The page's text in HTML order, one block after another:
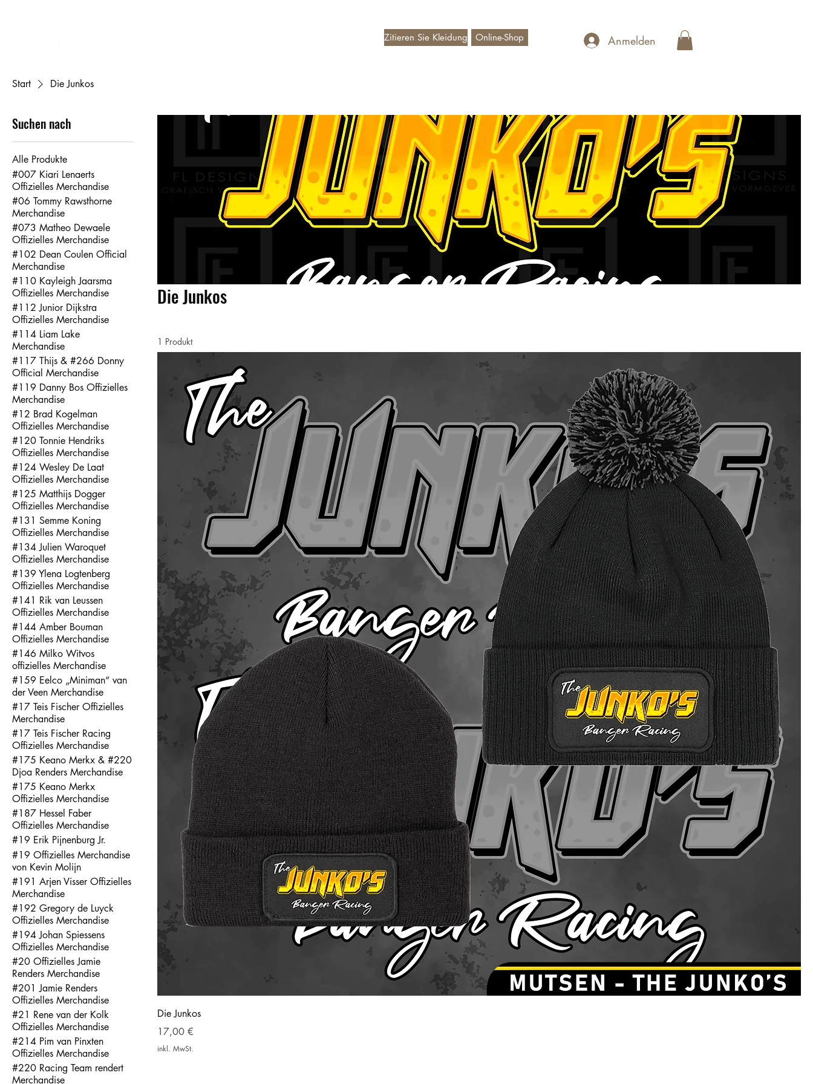
Zitieren Sie Kleidung Anmelden
Online-Shop
Start Die Junkos
Suchen nach
Alle Produkte
#007 Kiari Lenaerts
Offizielles Merchandise
#06 Tommy Rawsthorne
Merchandise
#073 Matheo Dewaele
Offizielles Merchandise
#102 Dean Coulen Official
Merchandise
#110 Kayleigh Jaarsma
Offizielles Merchandise
#112 Junior Dijkstra
Offizielles Merchandise
#114 Liam Lake
Merchandise
#117 Thijs & #266 Donny
Official Merchandise
#119 Danny Bos Offizielles
Merchandise
#12 Brad Kogelman
Offizielles Merchandise
#120 Tonnie Hendriks
Offizielles Merchandise
#124 Wesley De Laat
Offizielles Merchandise
#125 Matthijs Dogger
Offizielles Merchandise
#131 Semme Koning
Offizielles Merchandise
#134 Julien Waroquet
Offizielles Merchandise
#139 Ylena Logtenberg
Offizielles Merchandise
#141 Rik van Leussen
Offizielles Merchandise
#144 Amber Bouman
Offizielles Merchandise
#146 Milko Witvos
offizielles Merchandise
#159 Eelco „Miniman“ van
der Veen Merchandise
#17 Teis Fischer Offizielles
Merchandise
#17 Teis Fischer Racing
Offizielles Merchandise
#175 Keano Merkx & #220
Djoa Renders Merchandise
#175 Keano Merkx
Offizielles Merchandise
#187 Hessel Faber
Offizielles Merchandise
#19 Erik Pijnenburg Jr.
#19 Offizielles Merchandise
von Kevin Molijn
#191 Arjen Visser Offizielles
Merchandise
#192 Gregory de Luyck
Offizielles Merchandise
#194 Johan Spiessens
Offizielles Merchandise
#20 Offizielles Jamie
Renders Merchandise
#201 Jamie Renders
Offizielles Merchandise
#21 Rene van der Kolk
Offizielles Merchandise
#214 Pim van Pinxten
Offizielles Merchandise
#220 Racing Team rendert
Merchandise
Die Junkos
1 Produkt
Die Junkos
Preis
17,00 €
inkl. MwSt.